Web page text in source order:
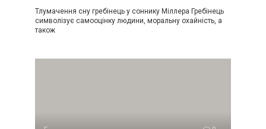
Тлумачення сну гребінець у соннику Міллера Гребінець
символізує самооцінку людини, моральну охайність, а
також